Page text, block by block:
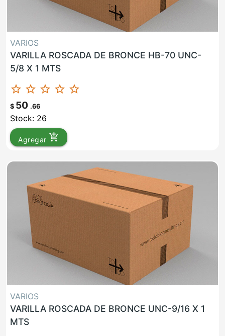
VARIOS
VARILLA ROSCADA DE BRONCE HB-70 UNC-
5/8 X 1 MTS
star_border star_border star_border star_border star_border
$ 50 .66
Stock: 26
Agregar add_shopping_cart
VARIOS
VARILLA ROSCADA DE BRONCE UNC-9/16 X 1
MTS